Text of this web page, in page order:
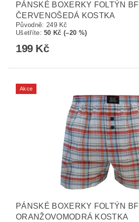
PÁNSKÉ BOXERKY FOLTÝN BF
ČERVENOŠEDÁ KOSTKA
Původně: 249 Kč
Ušetříte:50 Kč (–20 %)
199 Kč
Akce
PÁNSKÉ BOXERKY FOLTÝN BF
ORANŽOVOMODRÁ KOSTKA